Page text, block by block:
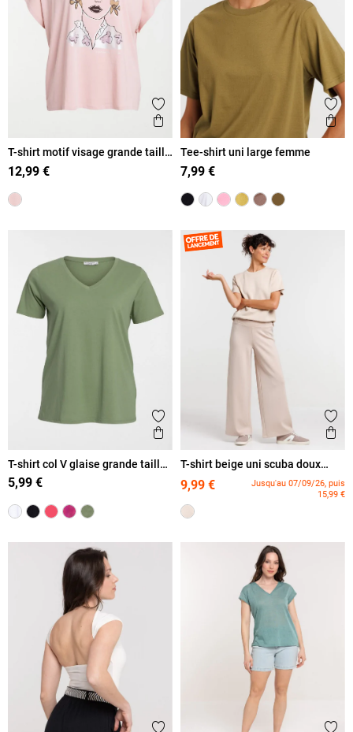
Ajouter aux favoris
Aperçu rapide
T-shirt motif visage grande taille
femme
12,99 €
Tee-shirt uni large femme
7,99 €
Ajouter aux favoris
Aperçu rapide
T-shirt col V glaise grande taille
femme
5,99 €
T-shirt beige uni scuba doux
9,99 €
Jusqu'au 07/09/26, puis
15,99 €